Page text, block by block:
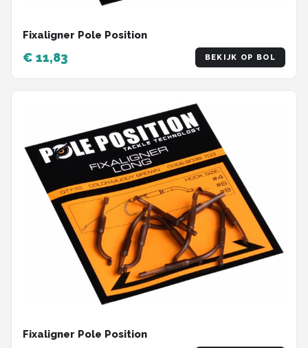
Fixaligner Pole Position
€ 11,83 BEKIJK OP BOL
Fixaligner Pole Position